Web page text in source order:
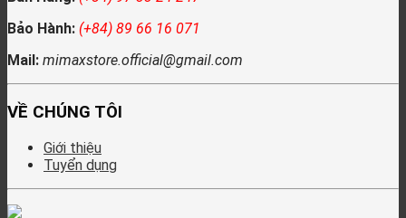
Bảo Hành: (+84) 89 66 16 071
Mail: mimaxstore.official@gmail.com
VỀ CHÚNG TÔI
Giới thiệu
Tuyển dụng